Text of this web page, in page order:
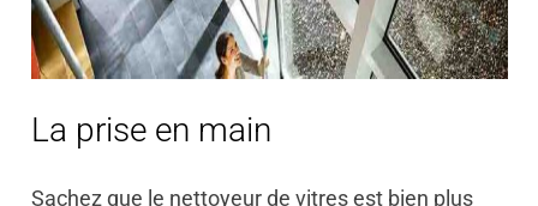
La prise en main
Sachez que le nettoyeur de vitres est bien plus